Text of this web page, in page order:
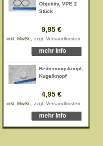
Objektiv, VPE 2
Stück
9,95 €
inkl. MwSt., zzgl. Versandkosten
mehr Info
Bedienungsknopf,
Kugelknopf
4,95 €
inkl. MwSt., zzgl. Versandkosten
mehr Info